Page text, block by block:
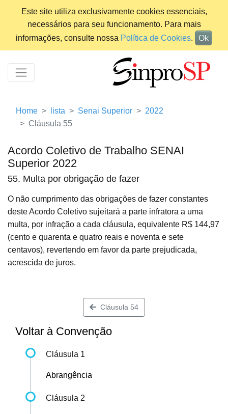
Este site utiliza exclusivamente cookies essenciais,
necessários para seu funcionamento. Para mais
informações, consulte nossa Política de Cookies. Ok
Home lista Senai Superior
2022
Cláusula 55
Acordo Coletivo de Trabalho SENAI
Superior 2022
55. Multa por obrigação de fazer
O não cumprimento das obrigações de fazer constantes
deste Acordo Coletivo sujeitará a parte infratora a uma
multa, por infração a cada cláusula, equivalente R$ 144,97
(cento e quarenta e quatro reais e noventa e sete
centavos), revertendo em favor da parte prejudicada,
acrescida de juros.
Cláusula 54
Voltar à Convenção
Cláusula 1
Abrangência
Cláusula 2